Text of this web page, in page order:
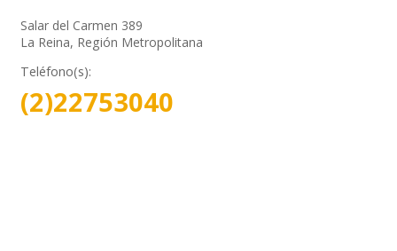
Salar del Carmen 389
La Reina, Región Metropolitana
Teléfono(s):
(2)22753040